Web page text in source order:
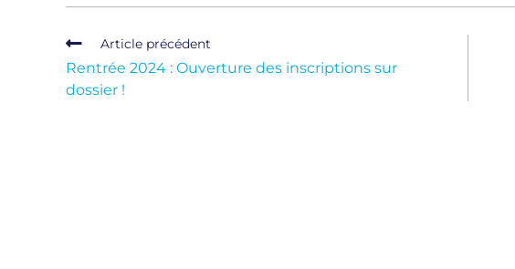
Article précédent
Rentrée 2024 : Ouverture des inscriptions sur
dossier !